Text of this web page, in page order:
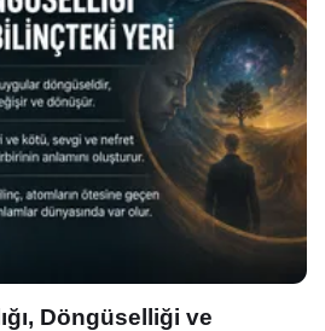
Kafana Ezberi